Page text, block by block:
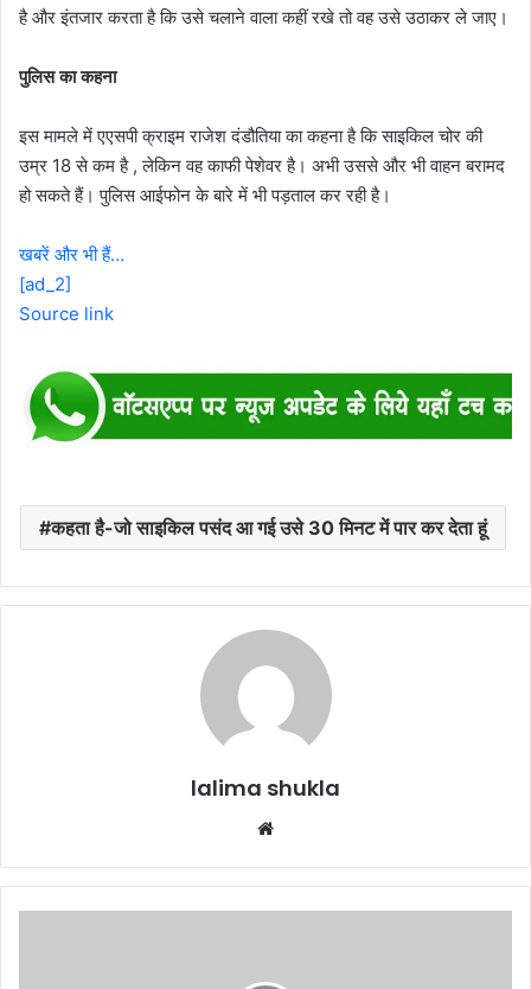
है और इंतजार करता है कि उसे चलाने वाला कहीं रखे तो वह उसे उठाकर ले जाए।
पुलिस का कहना
इस मामले में एएसपी क्राइम राजेश दंडौतिया का कहना है कि साइकिल चोर की
उम्र 18 से कम है , लेकिन वह काफी पेशेवर है। अभी उससे और भी वाहन बरामद
हो सकते हैं। पुलिस आईफोन के बारे में भी पड़ताल कर रही है।
खबरें और भी हैं…
[ad_2]
Source link
कहता है-जो साइकिल पसंद आ गई उसे 30 मिनट में पार कर देता हूं
lalima shukla